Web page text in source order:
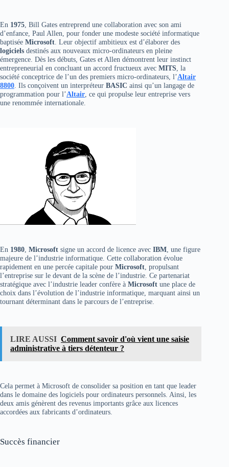
En 1975 , Bill Gates entreprend une collaboration avec son ami
d’enfance, Paul Allen, pour fonder une modeste société informatique
baptisée Microsoft . Leur objectif ambitieux est d’élaborer des
logiciels destinés aux nouveaux micro-ordinateurs en pleine
émergence. Dès les débuts, Gates et Allen démontrent leur instinct
entrepreneurial en concluant un accord fructueux avec MITS , la
société conceptrice de l’un des premiers micro-ordinateurs, l’Altair
8800 . Ils conçoivent un interpréteur BASIC ainsi qu’un langage de
programmation pour l’Altair , ce qui propulse leur entreprise vers
une renommée internationale.
En 1980 Microsoft signe un accord de licence avec IBM , une figure
majeure de l’industrie informatique. Cette collaboration évolue
rapidement en une percée capitale pour Microsoft , propulsant
l’entreprise sur le devant de la scène de l’industrie. Ce partenariat
stratégique avec l’industrie leader confère à Microsoft une place de
choix dans l’évolution de l’industrie informatique, marquant ainsi un
tournant déterminant dans le parcours de l’entreprise.
LIRE AUSSI Comment savoir d'où vient une saisie
administrative à tiers détenteur ?
Cela permet à Microsoft de consolider sa position en tant que leader
dans le domaine des logiciels pour ordinateurs personnels. Ainsi, les
deux amis génèrent des revenus importants grâce aux licences
accordées aux fabricants d’ordinateurs.
Succès financier